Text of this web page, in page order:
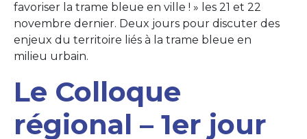
favoriser la trame bleue en ville ! » les 21 et 22
novembre dernier. Deux jours pour discuter des
enjeux du territoire liés à la trame bleue en
milieu urbain.
Le Colloque
régional – 1er jour